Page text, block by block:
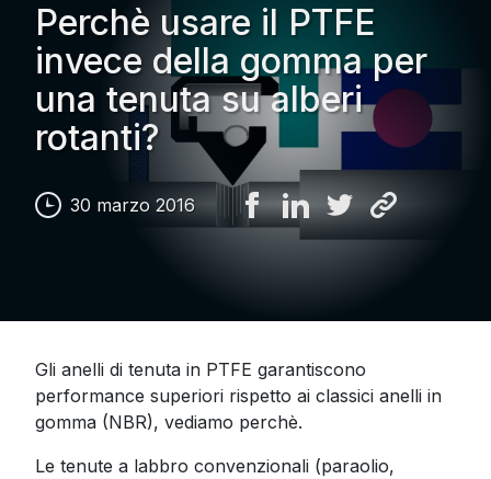
Perchè usare il PTFE
invece della gomma per
una tenuta su alberi
rotanti?
30 marzo 2016
Gli anelli di tenuta in PTFE garantiscono
performance superiori rispetto ai classici anelli in
gomma (NBR), vediamo perchè.
Le tenute a labbro convenzionali (paraolio,